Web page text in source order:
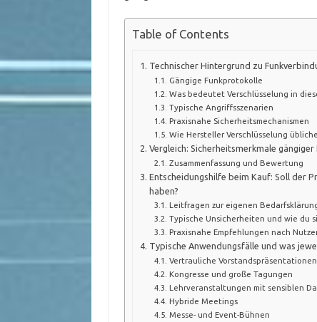
Table of Contents
Technischer Hintergrund zu
Gängige Funkprotokolle
Was bedeutet Verschlüsselung in
Typische Angriffsszenarien
Praxisnahe Sicherheitsmechanismen
Wie Hersteller Verschlüsselung
Vergleich: Sicherheitsmerkmale
Zusammenfassung und Bewertung
Entscheidungshilfe beim Kauf: Soll der
haben?
Leitfragen zur eigenen
Typische Unsicherheiten und wie du
Praxisnahe Empfehlungen nach
Typische Anwendungsfälle und was
Vertrauliche Vorstandspräsentationen
Kongresse und große Tagungen
Lehrveranstaltungen mit sensiblen
Hybride Meetings
Messe- und Event-Bühnen